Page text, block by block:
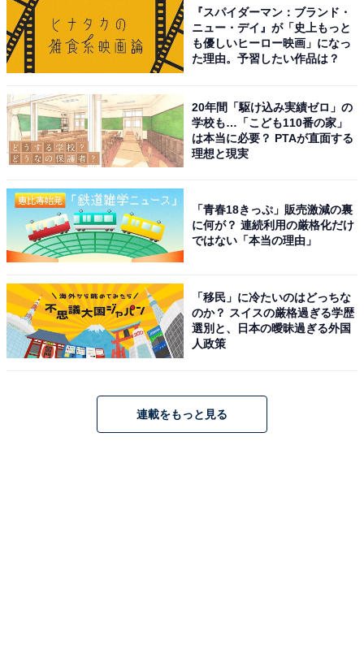
じめご了承ください。 また、記事中の宿泊プランを予約
すると、売上の一部がオールアバウトに還元されること
があります。
この記事の執筆者： All About ニュース 旅行
部
全国の人気ホテルから今泊まりたい宿を厳選してご紹介。日々更新
など、お得に旅を楽しむための秘けつが満載です。さらに、ここで
しか読めない独自コンテンツも充実。編集部員による宿泊レビュー
では、公式Webサイトだけでは分からないリアルな様子を紹介しま
す。
...続きを読む
【楽天トラベルアーリーサマーフェア】栃木県
「露天風呂付きヴィラ 紅葉」が特別価格で登場
中
『スパイダーマン：ブランド・
ニュー・デイ』が「史上もっと
も優しいヒーロー映画」になっ
た理由。予習したい作品は？
20年間「駆け込み実績ゼロ」の
学校も…「こども110番の家」
は本当に必要？ PTAが直面する
理想と現実
「青春18きっぷ」販売激減の裏
に何が？ 連続利用の厳格化だけ
ではない「本当の理由」
「移民」に冷たいのはどっちな
のか？ スイスの厳格過ぎる学歴
選別と、日本の曖昧過ぎる外国
人政策
連載をもっと見る